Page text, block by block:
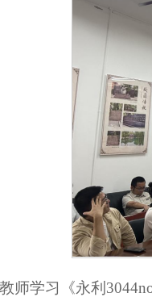
师学习《永利